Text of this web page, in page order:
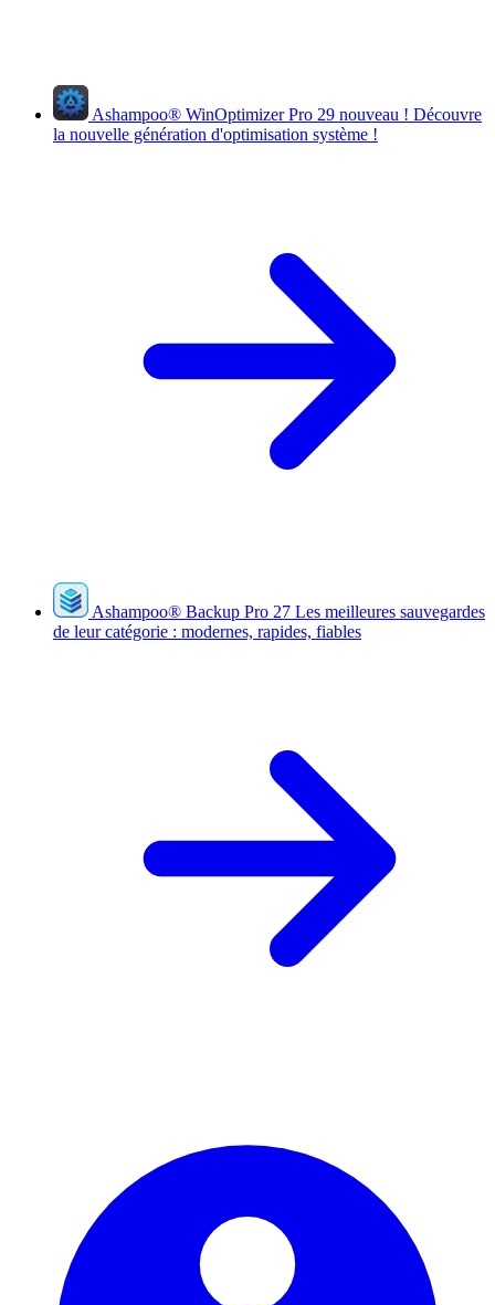
Ashampoo® WinOptimizer Pro 29 nouveau ! Découvre
la nouvelle génération d'optimisation système !
Ashampoo® Backup Pro 27 Les meilleures sauvegardes
de leur catégorie : modernes, rapides, fiables